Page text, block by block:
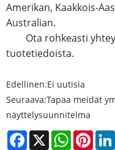
Amerikan, Kaakkois-
Australian.
Ota rohkeasti
tuotetiedoista.
Edellinen:Ei uutisia
Seuraava:Tapaa meidät
näyttelysuunnitelma
Facebook
X WhatsApp